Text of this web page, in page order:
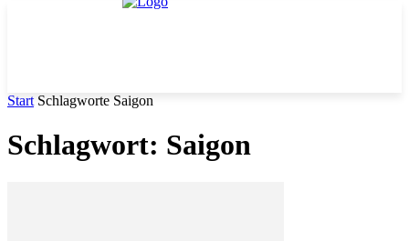
Start Schlagworte Saigon
Schlagwort: Saigon